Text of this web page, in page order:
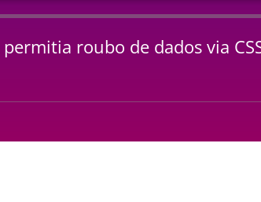
roubo de dados via